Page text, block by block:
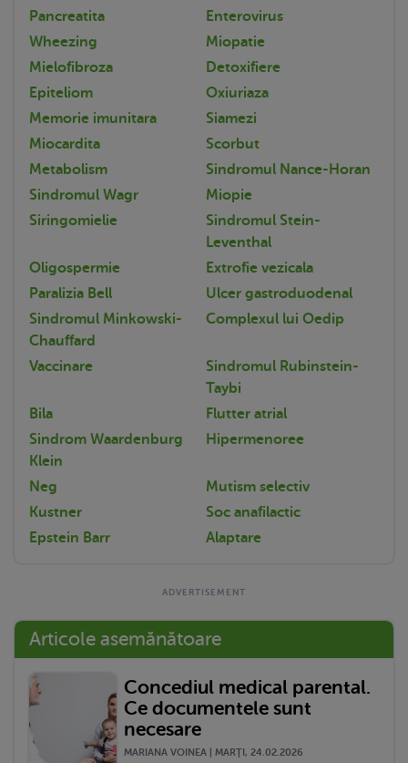
Pancreatita
Enterovirus
Wheezing
Miopatie
Mielofibroza
Detoxifiere
Epiteliom
Oxiuriaza
Memorie imunitara
Siamezi
Miocardita
Scorbut
Metabolism
Sindromul Nance-Horan
Sindromul Wagr
Miopie
Siringomielie
Sindromul Stein-
Leventhal
Oligospermie
Extrofie vezicala
Paralizia Bell
Ulcer gastroduodenal
Sindromul Minkowski-
Chauffard
Complexul lui Oedip
Vaccinare
Sindromul Rubinstein-
Taybi
Bila
Flutter atrial
Sindrom Waardenburg
Klein
Hipermenoree
Neg
Mutism selectiv
Kustner
Soc anafilactic
Epstein Barr
Alaptare
Articole asemănătoare
Concediul medical parental.
Ce documentele sunt
necesare
MARIANA VOINEA | MARŢI, 24.02.2026